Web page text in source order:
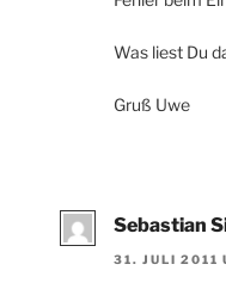
Was liest Du
Gruß Uwe
Sebastian
31. JULI 2011